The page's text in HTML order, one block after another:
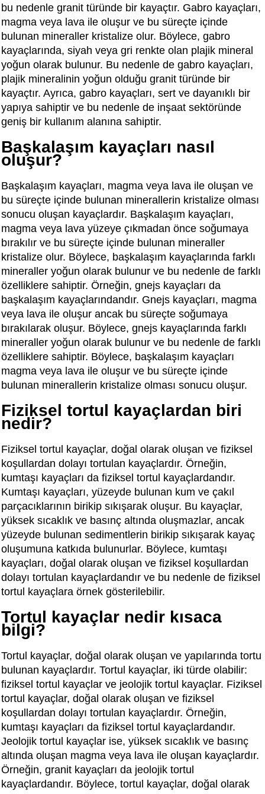
bu nedenle granit türünde bir kayaçtır. Gabro kayaçları,
magma veya lava ile oluşur ve bu süreçte içinde
bulunan mineraller kristalize olur. Böylece, gabro
kayaçlarında, siyah veya gri renkte olan plajik mineral
yoğun olarak bulunur. Bu nedenle de gabro kayaçları,
plajik mineralinin yoğun olduğu granit türünde bir
kayaçtır. Ayrıca, gabro kayaçları, sert ve dayanıklı bir
yapıya sahiptir ve bu nedenle de inşaat sektöründe
geniş bir kullanım alanına sahiptir.
Başkalaşım kayaçları nasıl
oluşur?
Başkalaşım kayaçları, magma veya lava ile oluşan ve
bu süreçte içinde bulunan minerallerin kristalize olması
sonucu oluşan kayaçlardır. Başkalaşım kayaçları,
magma veya lava yüzeye çıkmadan önce soğumaya
bırakılır ve bu süreçte içinde bulunan mineraller
kristalize olur. Böylece, başkalaşım kayaçlarında farklı
mineraller yoğun olarak bulunur ve bu nedenle de farklı
özelliklere sahiptir. Örneğin, gnejs kayaçları da
başkalaşım kayaçlarındandır. Gnejs kayaçları, magma
veya lava ile oluşur ancak bu süreçte soğumaya
bırakılarak oluşur. Böylece, gnejs kayaçlarında farklı
mineraller yoğun olarak bulunur ve bu nedenle de farklı
özelliklere sahiptir. Böylece, başkalaşım kayaçları
magma veya lava ile oluşur ve bu süreçte içinde
bulunan minerallerin kristalize olması sonucu oluşur.
Fiziksel tortul kayaçlardan biri
nedir?
Fiziksel tortul kayaçlar, doğal olarak oluşan ve fiziksel
koşullardan dolayı tortulan kayaçlardır. Örneğin,
kumtaşı kayaçları da fiziksel tortul kayaçlardandır.
Kumtaşı kayaçları, yüzeyde bulunan kum ve çakıl
parçacıklarının birikip sıkışarak oluşur. Bu kayaçlar,
yüksek sıcaklık ve basınç altında oluşmazlar, ancak
yüzeyde bulunan sedimentlerin birikip sıkışarak kayaç
oluşumuna katkıda bulunurlar. Böylece, kumtaşı
kayaçları, doğal olarak oluşan ve fiziksel koşullardan
dolayı tortulan kayaçlardandır ve bu nedenle de fiziksel
tortul kayaçlara örnek gösterilebilir.
Tortul kayaçlar nedir kısaca
bilgi?
Tortul kayaçlar, doğal olarak oluşan ve yapılarında tortu
bulunan kayaçlardır. Tortul kayaçlar, iki türde olabilir:
fiziksel tortul kayaçlar ve jeolojik tortul kayaçlar. Fiziksel
tortul kayaçlar, doğal olarak oluşan ve fiziksel
koşullardan dolayı tortulan kayaçlardır. Örneğin,
kumtaşı kayaçları da fiziksel tortul kayaçlardandır.
Jeolojik tortul kayaçlar ise, yüksek sıcaklık ve basınç
altında oluşan magma veya lava ile oluşan kayaçlardır.
Örneğin, granit kayaçları da jeolojik tortul
kayaçlardandır. Böylece, tortul kayaçlar, doğal olarak